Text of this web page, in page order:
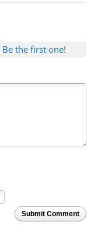
Be the first one!
Submit Comment